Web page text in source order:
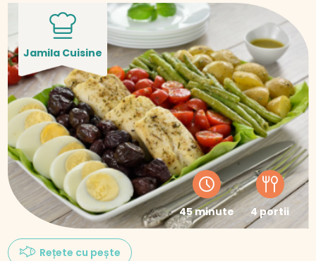
Jamila Cuisine
45 minute 4 portii
Rețete cu pește